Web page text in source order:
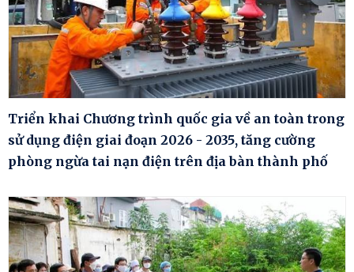
Triển khai Chương trình quốc gia về an toàn trong
sử dụng điện giai đoạn 2026 - 2035, tăng cường
phòng ngừa tai nạn điện trên địa bàn thành phố